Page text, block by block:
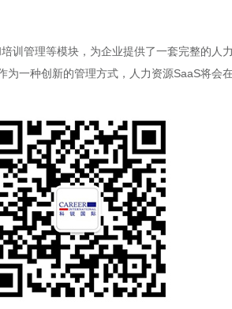
训管理等模块，为企业提供了一套完整的人
一种创新的管理方式，人力资源SaaS将会